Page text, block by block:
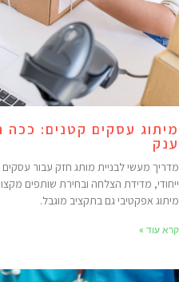
עסקים קטנים: ככה
מעשי לבניית מותג חזק עבור עסקים
מדידת הצלחה ובחירת שותפים
אפקטיבי גם בתקציב מוגבל.
עוד »